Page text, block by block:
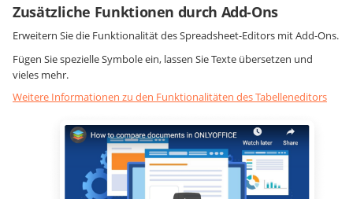
Zusätzliche Funktionen durch Add-Ons
Erweitern Sie die Funktionalität des Spreadsheet-Editors mit Add-Ons.
Fügen Sie spezielle Symbole ein, lassen Sie Texte übersetzen und
vieles mehr.
Weitere Informationen zu den Funktionalitäten des Tabelleneditors